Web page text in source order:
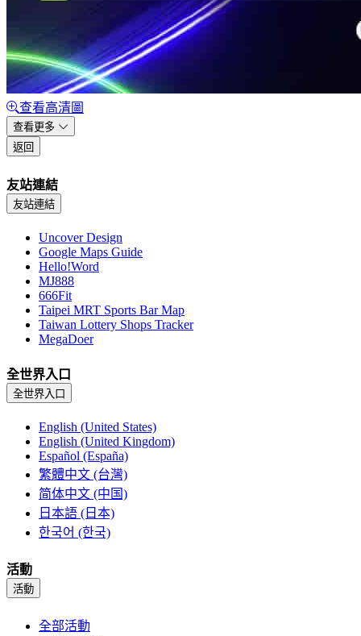
查看高清圖
查看更多
返回
友站連結
友站連結
Uncover Design
Google Maps Guide
Hello!Word
MJ888
666Fit
Taipei MRT Sports Bar Map
Taiwan Lottery Shops Tracker
MegaDoer
全世界入口
全世界入口
English (United States)
English (United Kingdom)
Español (España)
繁體中文 (台灣)
简体中文 (中国)
日本語 (日本)
한국어 (한국)
活動
活動
全部活動